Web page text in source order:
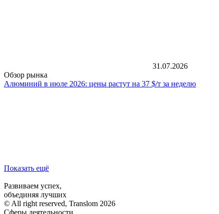
31.07.2026
Обзор рынка
Алюминий в июле 2026: цены растут на 37 $/т за неделю
Показать ещё
Развиваем успех,
объединяя лучших
© All right reserved, Translom 2026
Сферы деятельности